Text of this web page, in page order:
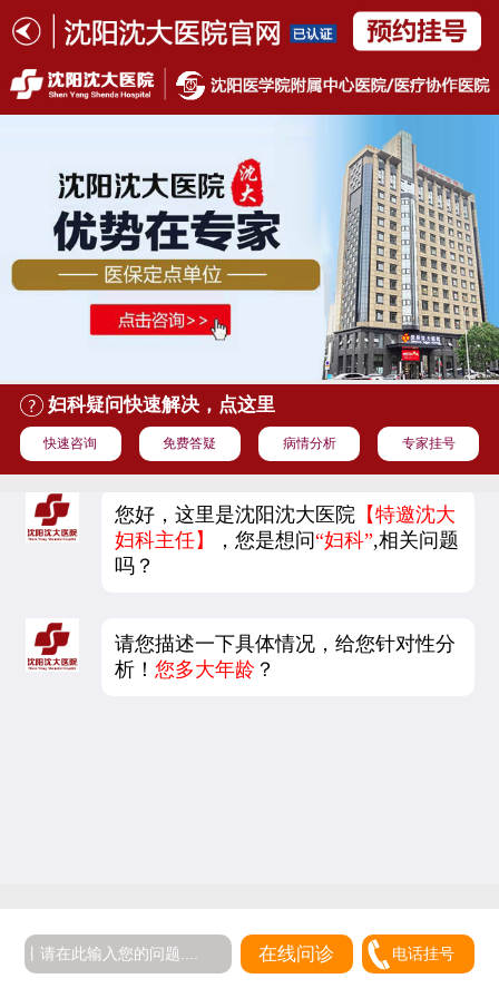
妇科疑问快速解决，点这里
快速咨询 免费答疑 病情分析 专家挂号
您好，这里是沈阳沈大医院 【特邀沈大
妇科主任】
，您是想问“妇科”,相关问题
吗？
请您描述一下具体情况，给您针对性分
析！您多大年龄 ？
在线问诊 电话挂号